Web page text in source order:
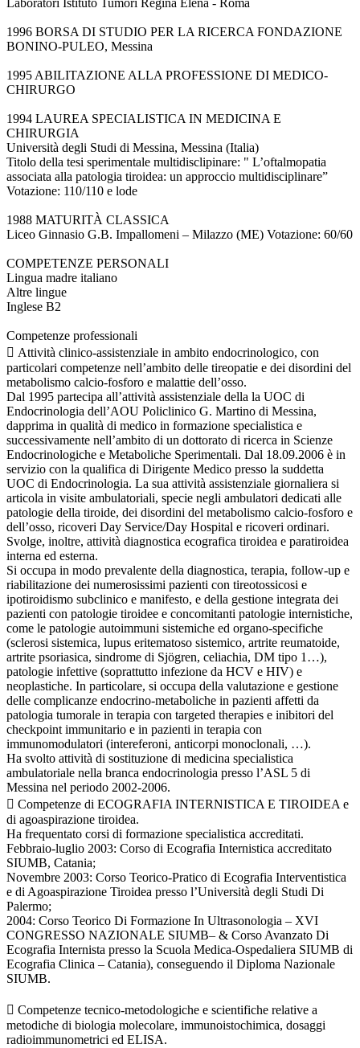
Laboratori Istituto Tumori Regina Elena - Roma
1996 BORSA DI STUDIO PER LA RICERCA FONDAZIONE
BONINO-PULEO, Messina
1995 ABILITAZIONE ALLA PROFESSIONE DI MEDICO-
CHIRURGO
1994 LAUREA SPECIALISTICA IN MEDICINA E
CHIRURGIA
Università degli Studi di Messina, Messina (Italia)
Titolo della tesi sperimentale multidisclipinare: " L’oftalmopatia
associata alla patologia tiroidea: un approccio multidisciplinare”
Votazione: 110/110 e lode
1988 MATURITÀ CLASSICA
Liceo Ginnasio G.B. Impallomeni – Milazzo (ME) Votazione: 60/60
COMPETENZE PERSONALI
Lingua madre italiano
Altre lingue
Inglese B2
Competenze professionali
 Attività clinico-assistenziale in ambito endocrinologico, con
particolari competenze nell’ambito delle tireopatie e dei disordini del
metabolismo calcio-fosforo e malattie dell’osso.
Dal 1995 partecipa all’attività assistenziale della la UOC di
Endocrinologia dell’AOU Policlinico G. Martino di Messina,
dapprima in qualità di medico in formazione specialistica e
successivamente nell’ambito di un dottorato di ricerca in Scienze
Endocrinologiche e Metaboliche Sperimentali. Dal 18.09.2006 è in
servizio con la qualifica di Dirigente Medico presso la suddetta
UOC di Endocrinologia. La sua attività assistenziale giornaliera si
articola in visite ambulatoriali, specie negli ambulatori dedicati alle
patologie della tiroide, dei disordini del metabolismo calcio-fosforo e
dell’osso, ricoveri Day Service/Day Hospital e ricoveri ordinari.
Svolge, inoltre, attività diagnostica ecografica tiroidea e paratiroidea
interna ed esterna.
Si occupa in modo prevalente della diagnostica, terapia, follow-up e
riabilitazione dei numerosissimi pazienti con tireotossicosi e
ipotiroidismo subclinico e manifesto, e della gestione integrata dei
pazienti con patologie tiroidee e concomitanti patologie internistiche,
come le patologie autoimmuni sistemiche ed organo-specifiche
(sclerosi sistemica, lupus eritematoso sistemico, artrite reumatoide,
artrite psoriasica, sindrome di Sjögren, celiachia, DM tipo 1…),
patologie infettive (soprattutto infezione da HCV e HIV) e
neoplastiche. In particolare, si occupa della valutazione e gestione
delle complicanze endocrino-metaboliche in pazienti affetti da
patologia tumorale in terapia con targeted therapies e inibitori del
checkpoint immunitario e in pazienti in terapia con
immunomodulatori (intereferoni, anticorpi monoclonali, …).
Ha svolto attività di sostituzione di medicina specialistica
ambulatoriale nella branca endocrinologia presso l’ASL 5 di
Messina nel periodo 2002-2006.
 Competenze di ECOGRAFIA INTERNISTICA E TIROIDEA e
di agoaspirazione tiroidea.
Ha frequentato corsi di formazione specialistica accreditati.
Febbraio-luglio 2003: Corso di Ecografia Internistica accreditato
SIUMB, Catania;
Novembre 2003: Corso Teorico-Pratico di Ecografia Interventistica
e di Agoaspirazione Tiroidea presso l’Università degli Studi Di
Palermo;
2004: Corso Teorico Di Formazione In Ultrasonologia – XVI
CONGRESSO NAZIONALE SIUMB– & Corso Avanzato Di
Ecografia Internista presso la Scuola Medica-Ospedaliera SIUMB di
Ecografia Clinica – Catania), conseguendo il Diploma Nazionale
SIUMB.
 Competenze tecnico-metodologiche e scientifiche relative a
metodiche di biologia molecolare, immunoistochimica, dosaggi
radioimmunometrici ed ELISA.